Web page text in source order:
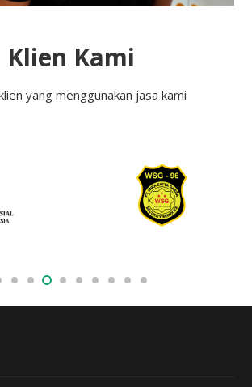
Klien Kami
yang menggunakan jasa kami